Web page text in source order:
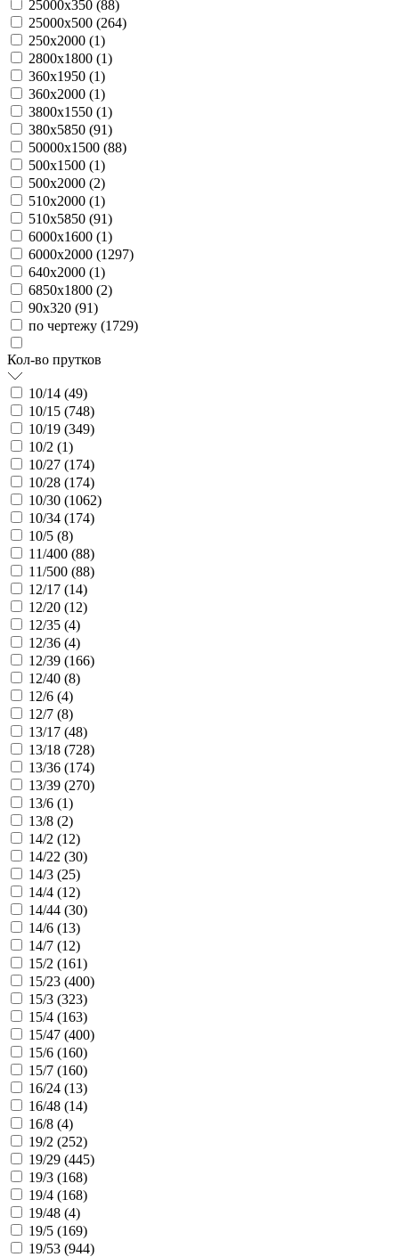
25000х350 (88)
25000х500 (264)
250х2000 (1)
2800х1800 (1)
360х1950 (1)
360х2000 (1)
3800х1550 (1)
380х5850 (91)
50000х1500 (88)
500х1500 (1)
500х2000 (2)
510х2000 (1)
510х5850 (91)
6000х1600 (1)
6000х2000 (1297)
640х2000 (1)
6850х1800 (2)
90х320 (91)
по чертежу (1729)
Кол-во прутков
10/14 (49)
10/15 (748)
10/19 (349)
10/2 (1)
10/27 (174)
10/28 (174)
10/30 (1062)
10/34 (174)
10/5 (8)
11/400 (88)
11/500 (88)
12/17 (14)
12/20 (12)
12/35 (4)
12/36 (4)
12/39 (166)
12/40 (8)
12/6 (4)
12/7 (8)
13/17 (48)
13/18 (728)
13/36 (174)
13/39 (270)
13/6 (1)
13/8 (2)
14/2 (12)
14/22 (30)
14/3 (25)
14/4 (12)
14/44 (30)
14/6 (13)
14/7 (12)
15/2 (161)
15/23 (400)
15/3 (323)
15/4 (163)
15/47 (400)
15/6 (160)
15/7 (160)
16/24 (13)
16/48 (14)
16/8 (4)
19/2 (252)
19/29 (445)
19/3 (168)
19/4 (168)
19/48 (4)
19/5 (169)
19/53 (944)